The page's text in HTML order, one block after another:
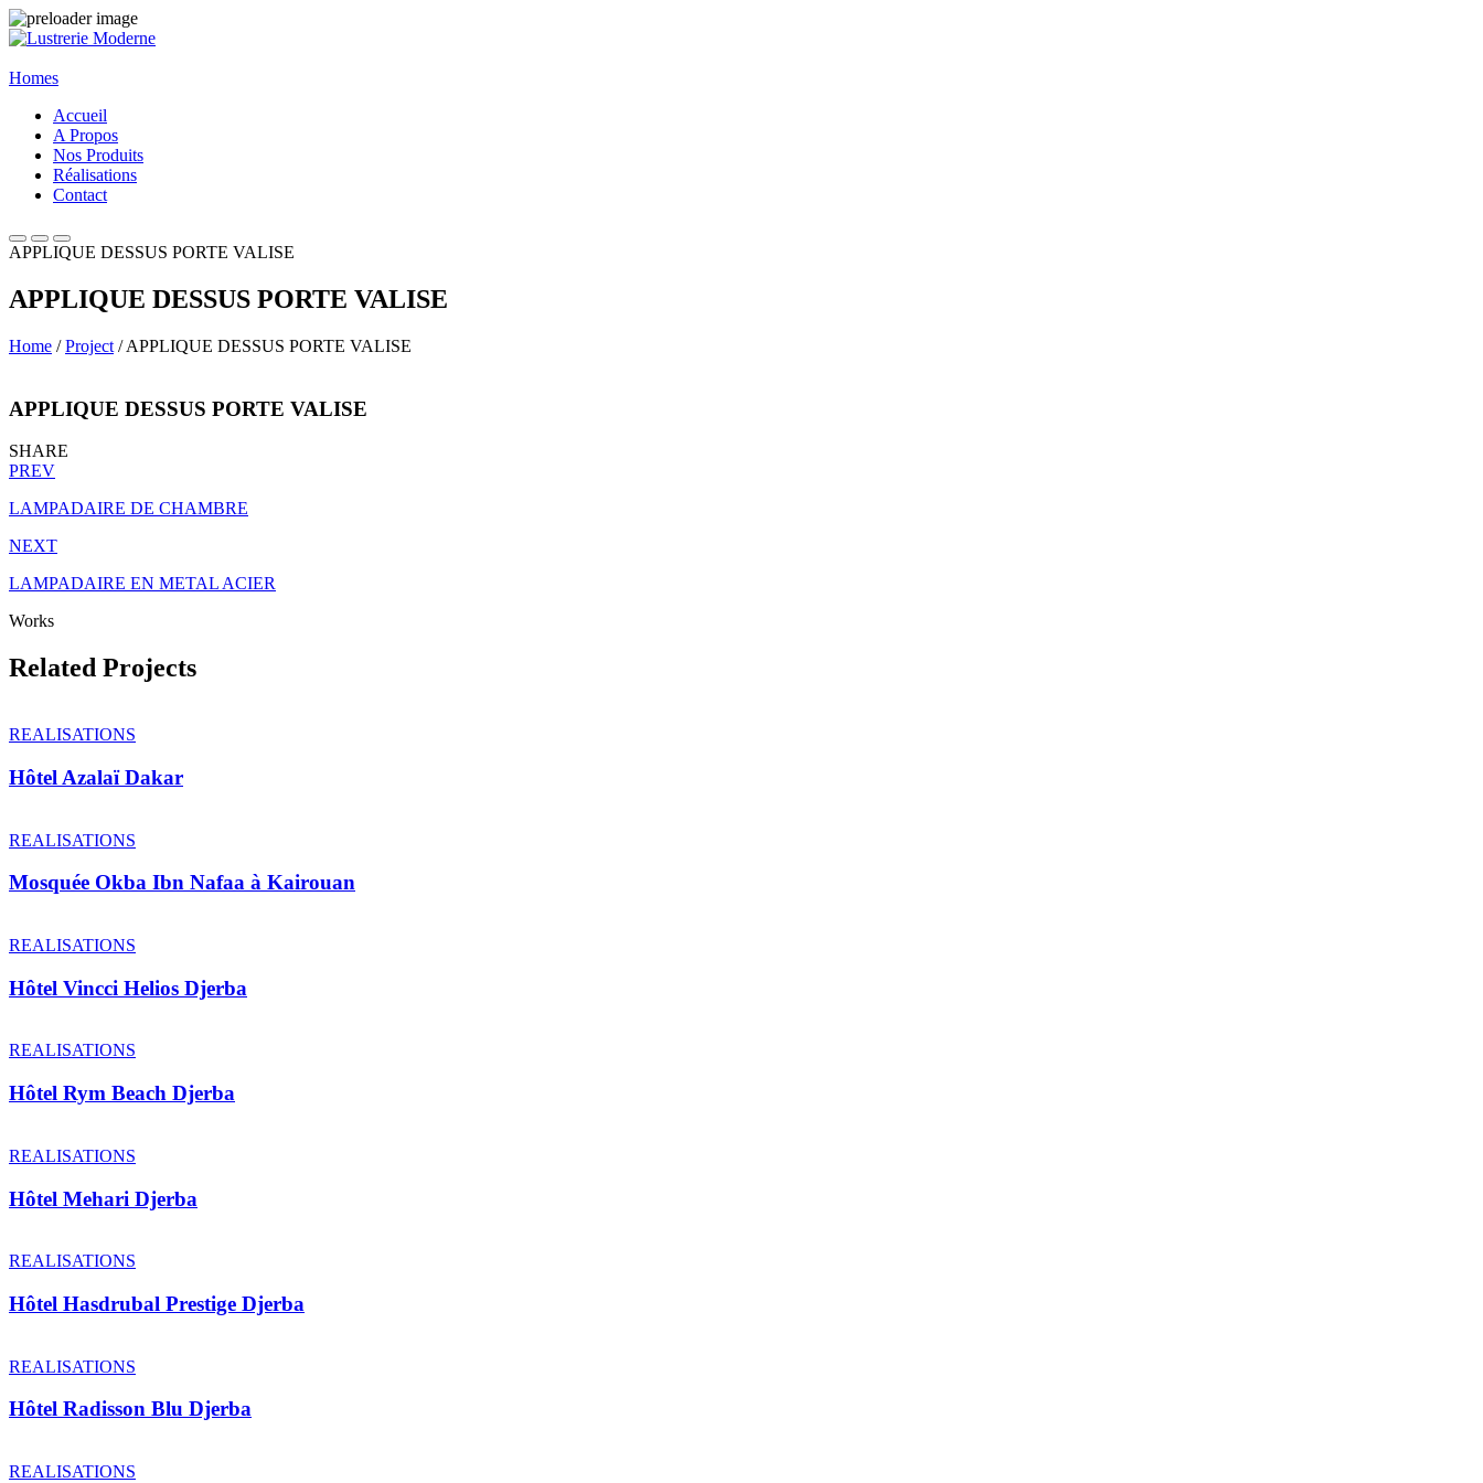
Homes
Accueil
A Propos
Nos Produits
Réalisations
Contact
APPLIQUE DESSUS PORTE VALISE
APPLIQUE DESSUS PORTE VALISE
Home /Project / APPLIQUE DESSUS PORTE VALISE
APPLIQUE DESSUS PORTE VALISE
SHARE
PREV
LAMPADAIRE DE CHAMBRE
NEXT
LAMPADAIRE EN METAL ACIER
Works
Related Projects
REALISATIONS
Hôtel Azalaï Dakar
REALISATIONS
Mosquée Okba Ibn Nafaa à Kairouan
REALISATIONS
Hôtel Vincci Helios Djerba
REALISATIONS
Hôtel Rym Beach Djerba
REALISATIONS
Hôtel Mehari Djerba
REALISATIONS
Hôtel Hasdrubal Prestige Djerba
REALISATIONS
Hôtel Radisson Blu Djerba
REALISATIONS